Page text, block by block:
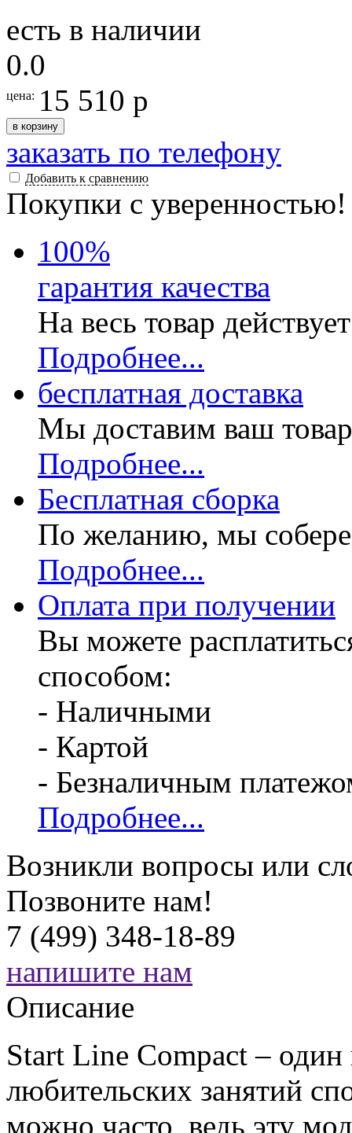
есть в наличии
0.0
цена: 15 510 р
в корзину
заказать по телефону
Добавить к сравнению
Покупки с уверенностью!
100%
гарантия качества
На весь товар
Подробнее...
бесплатная доставка
Мы доставим ваш
Подробнее...
Бесплатная сборка
По желанию, мы
Подробнее...
Оплата при получении
Вы можете
способом:
- Наличными
- Картой
- Безналичным
Подробнее...
Возникли вопросы или
Позвоните нам!
7 (499) 348-18-89
напишите нам
Описание
Start Line Compact –
любительских занятий
можно часто, ведь эту